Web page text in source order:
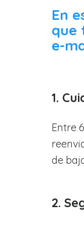
En
que
e-
1.
Entre
de
2.